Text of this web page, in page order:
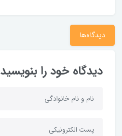
دیدگاه‌ها
دیدگاه خود را بنویسید